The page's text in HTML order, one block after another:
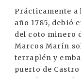
Prácticamente a
año 1785, debió
del coto minero
Marcos Marín
terraplén y
puerto de